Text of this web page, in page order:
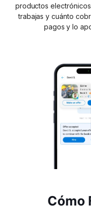
productos
trabajas y cuánto
pagos y lo
Cómo